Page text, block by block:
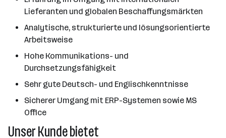
Lieferanten und globalen Beschaffungsmärkten
Analytische, strukturierte und lösungsorientierte
Arbeitsweise
Hohe Kommunikations- und
Durchsetzungsfähigkeit
Sehr gute Deutsch- und Englischkenntnisse
Sicherer Umgang mit ERP-Systemen sowie MS
Office
Unser Kunde bietet